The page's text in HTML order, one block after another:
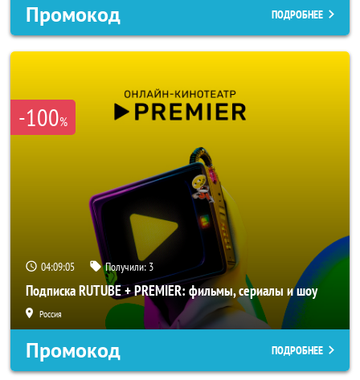
Промокод ПОДРОБНЕЕ
-100%
04:09:04 Получили: 3
Подписка RUTUBE + PREMIER: фильмы, сериалы и шоу
Россия
Промокод ПОДРОБНЕЕ